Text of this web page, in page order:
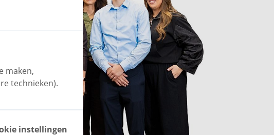
maken,
technieken).
instellingen